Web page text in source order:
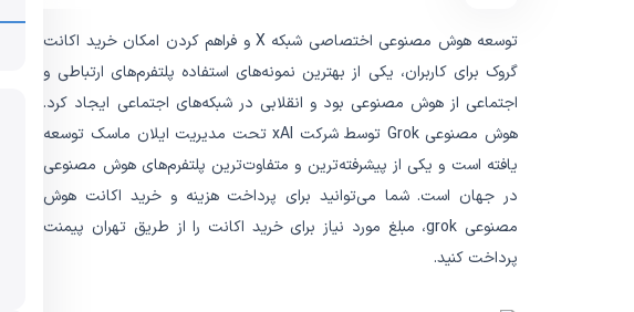
توسعه هوش مصنوعی اختصاصی شبکه X و فراهم کردن امکان خرید اکانت
گروک برای کاربران، یکی از بهترین نمونه‌های استفاده پلتفرم‌های ارتباطی و
اجتماعی از هوش مصنوعی بود و انقلابی در شبکه‌های اجتماعی ایجاد کرد.
هوش مصنوعی Grok توسط شرکت xAI تحت مدیریت ایلان ماسک توسعه
یافته است و یکی از پیشرفته‌ترین و متفاوت‌ترین پلتفرم‌های هوش مصنوعی
در جهان است. شما می‌توانید برای پرداخت هزینه و خرید اکانت هوش
مصنوعی grok، مبلغ مورد نیاز برای خرید اکانت را از طریق تهران پیمنت
پرداخت کنید.